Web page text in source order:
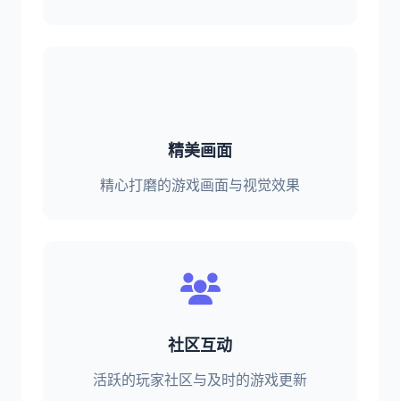
精美画面
精心打磨的游戏画面与视觉效果
社区互动
活跃的玩家社区与及时的游戏更新